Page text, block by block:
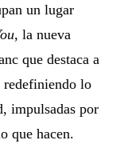
un lugar
, la nueva
que destaca a
redefiniendo lo
impulsadas por
que hacen.